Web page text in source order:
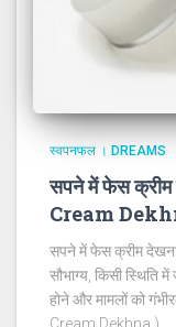
स्वपनफल । DREAMS
सपने में फेस
Cream
सपने में फेस क्रीम देखना
सौभाग्य, किसी
होने और मामलों को